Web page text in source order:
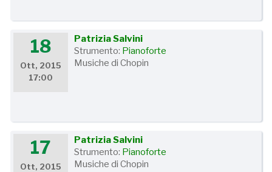
18
Ott, 2015
17:00
Patrizia Salvini
Strumento: Pianoforte
Musiche di Chopin
17
Ott, 2015
Patrizia Salvini
Strumento: Pianoforte
Musiche di Chopin